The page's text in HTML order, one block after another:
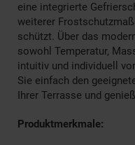
eine integrierte
weiterer
schützt. Über das
sowohl Temperatur,
intuitiv und individuell
Sie einfach den
Ihrer Terrasse und
Produktmerkmale: